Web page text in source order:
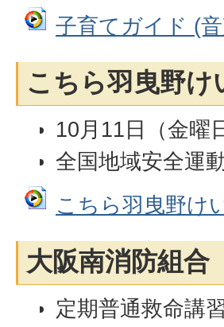
子育てガイド (
こちら羽曳野け
10月11日（金曜
全国地域安全運
こちら羽曳野け
大阪南消防組
定期普通救命講